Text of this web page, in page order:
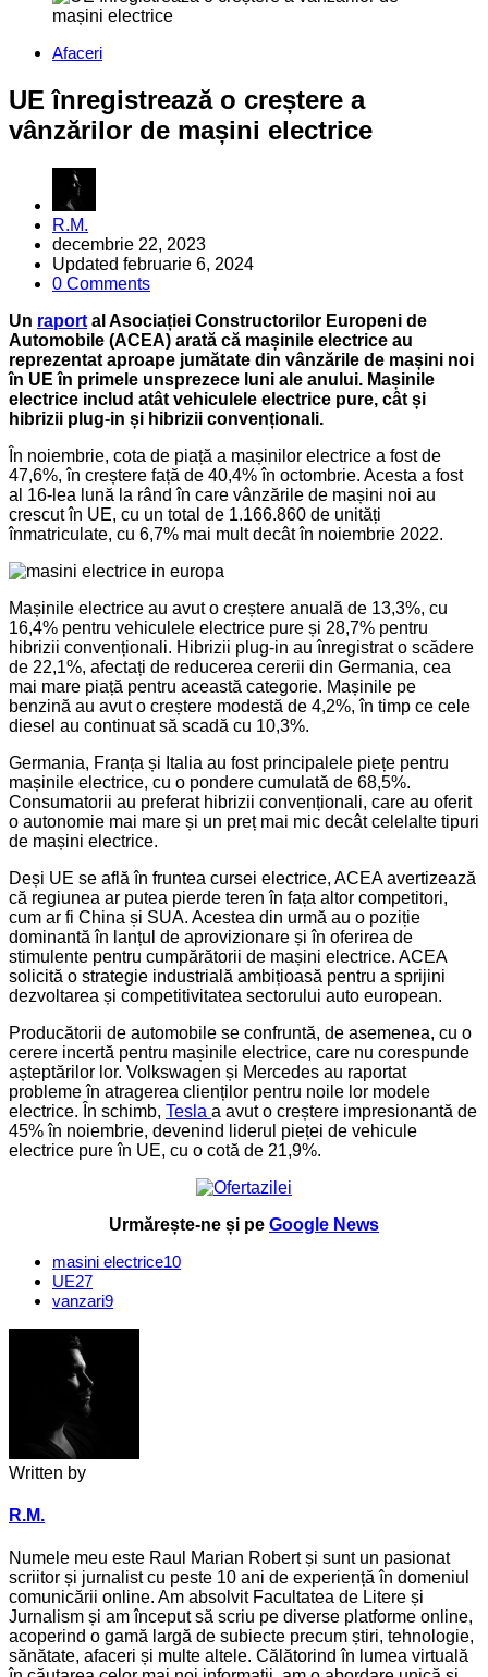
Categories
Afaceri
UE înregistrează o creștere a
vânzărilor de mașini electrice
Posted
by
R.M.
decembrie 22, 2023
Updated februarie 6, 2024
0 Comments
Un raport al Asociației Constructorilor Europeni de
Automobile (ACEA) arată că mașinile electrice au
reprezentat aproape jumătate din vânzările de mașini noi
în UE în primele unsprezece luni ale anului. Mașinile
electrice includ atât vehiculele electrice pure, cât și
hibrizii plug-in și hibrizii convenționali.
În noiembrie, cota de piață a mașinilor electrice a fost de
47,6%, în creștere față de 40,4% în octombrie. Acesta a fost
al 16-lea lună la rând în care vânzările de mașini noi au
crescut în UE, cu un total de 1.166.860 de unități
înmatriculate, cu 6,7% mai mult decât în noiembrie 2022.
Mașinile electrice au avut o creștere anuală de 13,3%, cu
16,4% pentru vehiculele electrice pure și 28,7% pentru
hibrizii convenționali. Hibrizii plug-in au înregistrat o scădere
de 22,1%, afectați de reducerea cererii din Germania, cea
mai mare piață pentru această categorie. Mașinile pe
benzină au avut o creștere modestă de 4,2%, în timp ce cele
diesel au continuat să scadă cu 10,3%.
Germania, Franța și Italia au fost principalele piețe pentru
mașinile electrice, cu o pondere cumulată de 68,5%.
Consumatorii au preferat hibrizii convenționali, care au oferit
o autonomie mai mare și un preț mai mic decât celelalte tipuri
de mașini electrice.
Deși UE se află în fruntea cursei electrice, ACEA avertizează
că regiunea ar putea pierde teren în fața altor competitori,
cum ar fi China și SUA. Acestea din urmă au o poziție
dominantă în lanțul de aprovizionare și în oferirea de
stimulente pentru cumpărătorii de mașini electrice. ACEA
solicită o strategie industrială ambițioasă pentru a sprijini
dezvoltarea și competitivitatea sectorului auto european.
Producătorii de automobile se confruntă, de asemenea, cu o
cerere incertă pentru mașinile electrice, care nu corespunde
așteptărilor lor. Volkswagen și Mercedes au raportat
probleme în atragerea clienților pentru noile lor modele
electrice. În schimb, Tesla a avut o creștere impresionantă de
45% în noiembrie, devenind liderul pieței de vehicule
electrice pure în UE, cu o cotă de 21,9%.
Urmărește-ne și pe Google News
masini electrice10
UE27
vanzari9
Written by
R.M.
Numele meu este Raul Marian Robert și sunt un pasionat
scriitor și jurnalist cu peste 10 ani de experiență în domeniul
comunicării online. Am absolvit Facultatea de Litere și
Jurnalism și am început să scriu pe diverse platforme online,
acoperind o gamă largă de subiecte precum știri, tehnologie,
sănătate, afaceri și multe altele. Călătorind în lumea virtuală